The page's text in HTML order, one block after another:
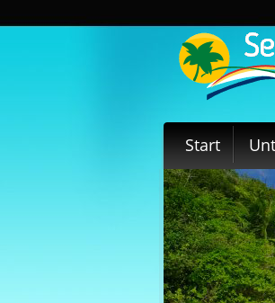
Start